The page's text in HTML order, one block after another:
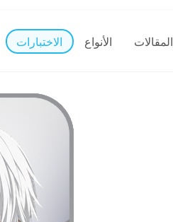
الاختبارات الأنواع المقالات